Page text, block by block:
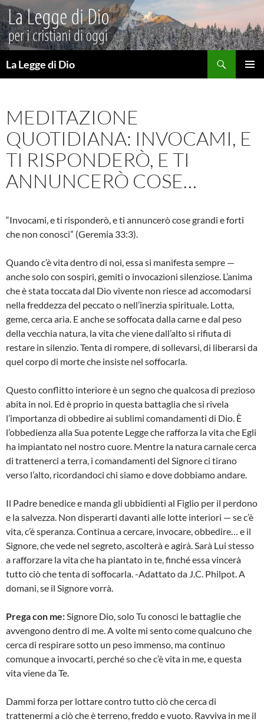
Vai
al
contenuto
La Legge di Dio
MEDITAZIONE
QUOTIDIANA: INVOCAMI, E
TI RISPONDERÒ, E TI
ANNUNCERÒ COSE…
“Invocami, e ti risponderò, e ti annuncerò cose grandi e forti
che non conosci” (Geremia 33:3).
Quando c’è vita dentro di noi, essa si manifesta sempre —
anche solo con sospiri, gemiti o invocazioni silenziose. L’anima
che è stata toccata dal Dio vivente non riesce ad accomodarsi
nella freddezza del peccato o nell’inerzia spirituale. Lotta,
geme, cerca aria. E anche se soffocata dalla carne e dal peso
della vecchia natura, la vita che viene dall’alto si rifiuta di
restare in silenzio. Tenta di rompere, di sollevarsi, di liberarsi da
quel corpo di morte che insiste nel soffocarla.
Questo conflitto interiore è un segno che qualcosa di prezioso
abita in noi. Ed è proprio in questa battaglia che si rivela
l’importanza di obbedire ai sublimi comandamenti di Dio. È
l’obbedienza alla Sua potente Legge che rafforza la vita che Egli
ha impiantato nel nostro cuore. Mentre la natura carnale cerca
di trattenerci a terra, i comandamenti del Signore ci tirano
verso l’alto, ricordandoci chi siamo e dove dobbiamo andare.
Il Padre benedice e manda gli ubbidienti al Figlio per il perdono
e la salvezza. Non disperarti davanti alle lotte interiori — se c’è
vita, c’è speranza. Continua a cercare, invocare, obbedire… e il
Signore, che vede nel segreto, ascolterà e agirà. Sarà Lui stesso
a rafforzare la vita che ha piantato in te, finché essa vincerà
tutto ciò che tenta di soffocarla. -Adattato da J.C. Philpot. A
domani, se il Signore vorrà.
Prega con me:Signore Dio, solo Tu conosci le battaglie che
avvengono dentro di me. A volte mi sento come qualcuno che
cerca di respirare sotto un peso immenso, ma continuo
comunque a invocarti, perché so che c’è vita in me, e questa
vita viene da Te.
Dammi forza per lottare contro tutto ciò che cerca di
trattenermi a ciò che è terreno, freddo e vuoto. Ravviva in me il